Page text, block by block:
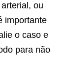
ou
importante
o caso e
para não